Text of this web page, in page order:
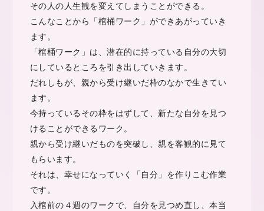
その人の人生観を変えてしまうことができる。
こんなことから「棺桶ワーク」ができあがっていき
ます。
「棺桶ワーク」は、潜在的に持っている自分の大切
にしているところを引き出していきます。
だれしもが、親から受け継いだ枠のなかで生きてい
ます。
今持っているその枠をはずして、新たな自分を見つ
けることができるワーク。
親から受け継いだものを突破し、親を客観的に見て
もらいます。
それは、幸せになっていく「自分」を作りこむ作業
です。
入棺前の４週のワークで、自分を見つめ直し、本当